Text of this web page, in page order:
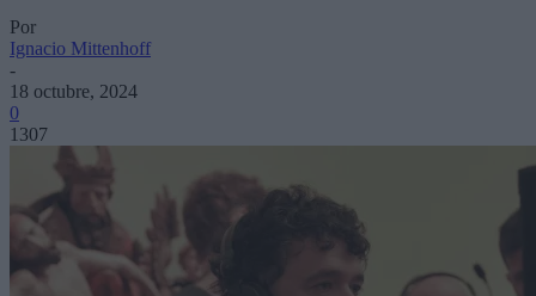
Por
Ignacio Mittenhoff
-
18 octubre, 2024
0
1307